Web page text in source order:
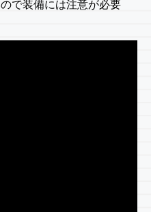
で装備には注意が必要